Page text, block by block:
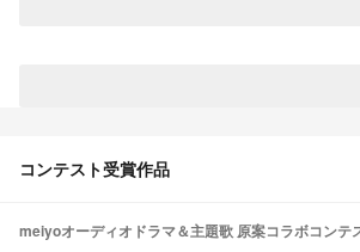
コンテスト受賞作品
meiyoオーディオドラマ＆主題歌 原案コラボコンテ